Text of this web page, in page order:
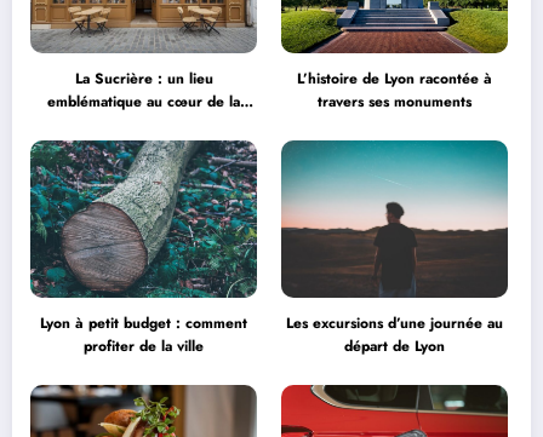
La Sucrière : un lieu
emblématique au cœur de la
L’histoire de Lyon racontée à
travers ses monuments
Lyon à petit budget : comment
profiter de la ville
Les excursions d’une journée au
départ de Lyon